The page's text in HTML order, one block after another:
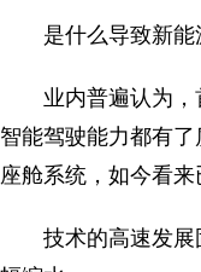
是什么导致新能
业内普遍认为
智能驾驶能力都有
座舱系统，如今看来
技术的高速发